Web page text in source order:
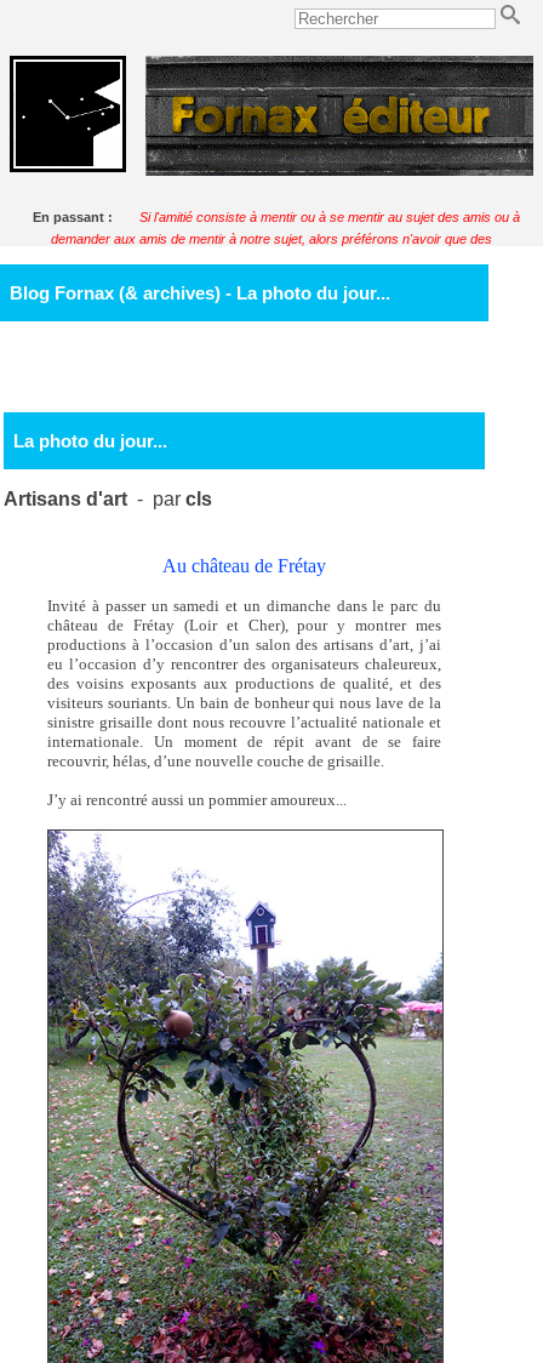
En passant :
Si l'amitié consiste à mentir ou à se mentir au sujet des amis ou à
demander aux amis de mentir à notre sujet, alors préférons n'avoir que des
Blog Fornax (& archives) - La photo du jour...
La photo du jour...
Artisans d'art - parcls
Au château de Frétay
Invité à passer un samedi et un dimanche dans le parc du
château de Frétay (Loir et Cher), pour y montrer mes
productions à l’occasion d’un salon des artisans d’art, j’ai
eu l’occasion d’y rencontrer des organisateurs chaleureux,
des voisins exposants aux productions de qualité, et des
visiteurs souriants. Un bain de bonheur qui nous lave de la
sinistre grisaille dont nous recouvre l’actualité nationale et
internationale. Un moment de répit avant de se faire
recouvrir, hélas, d’une nouvelle couche de grisaille.
J’y ai rencontré aussi un pommier amoureux...